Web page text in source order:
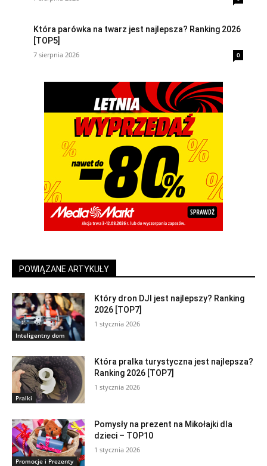
Która parówka na twarz jest najlepsza? Ranking 2026
[TOP5]
7 sierpnia 2026 0
POWIĄZANE ARTYKUŁY
Inteligentny dom
Który dron DJI jest najlepszy? Ranking
2026 [TOP7]
1 stycznia 2026
Pralki
Która pralka turystyczna jest najlepsza?
Ranking 2026 [TOP7]
1 stycznia 2026
Promocje i Prezenty
Pomysły na prezent na Mikołajki dla
dzieci – TOP10
1 stycznia 2026